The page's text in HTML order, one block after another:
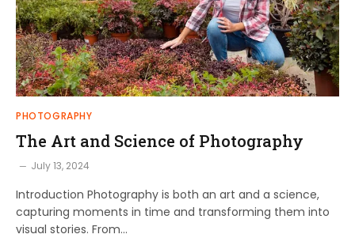
PHOTOGRAPHY
The Art and Science of Photography
July 13, 2024
Introduction Photography is both an art and a science,
capturing moments in time and transforming them into
visual stories. From…